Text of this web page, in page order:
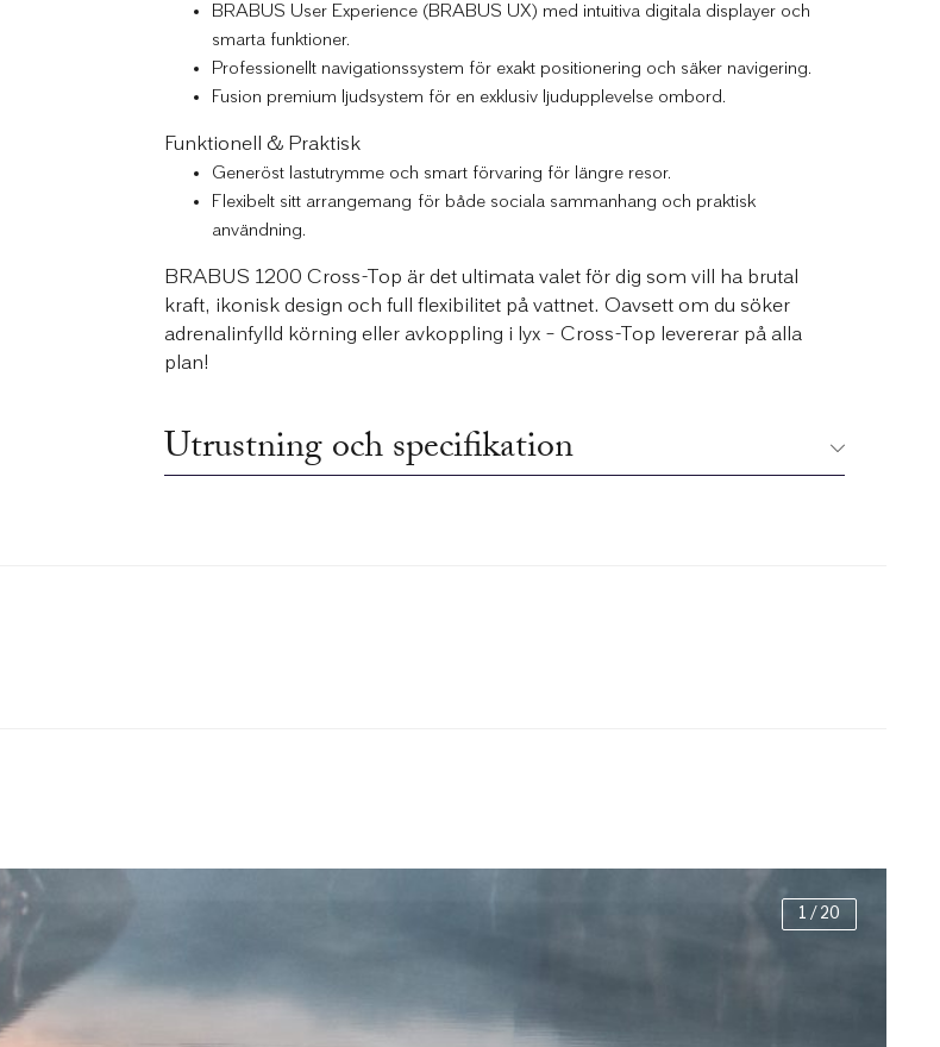
BRABUS User Experience (BRABUS UX) med intuitiva digitala displayer och
smarta funktioner.
Professionellt navigationssystem för exakt positionering och säker navigering.
Fusion premium ljudsystem för en exklusiv ljudupplevelse ombord.
Funktionell & Praktisk
Generöst lastutrymme och smart förvaring för längre resor.
Flexibelt sitt arrangemang för både sociala sammanhang och praktisk
användning.
BRABUS 1200 Cross-Top är det ultimata valet för dig som vill ha brutal
kraft, ikonisk design och full flexibilitet på vattnet. Oavsett om du söker
adrenalinfylld körning eller avkoppling i lyx – Cross-Top levererar på alla
plan!
Utrustning och specifikation
1 / 20